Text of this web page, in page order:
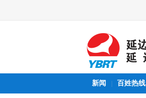
新闻 百姓热线